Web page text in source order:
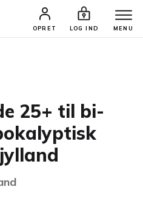
OPRET LOG IND MENU
SØG PROFIL
25+ til bi-